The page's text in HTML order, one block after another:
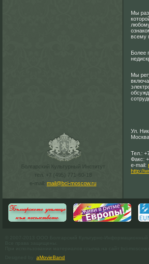
Болгарский Культурный Институт
тел. +7 (495) 771-60-18
e-mail: mail@bci-moscow.ru
Мы
всему
Более
Мы
Ул.
Тел.:
Факс:
e-mail:
http://
aMovieBand